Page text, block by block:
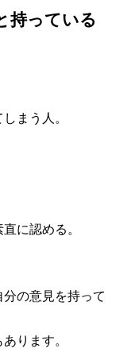
っている
まう人。
に認める。
分の意見を持って
ります。